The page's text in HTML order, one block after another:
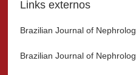
Links externos
Brazilian Journal of
Brazilian Journal of